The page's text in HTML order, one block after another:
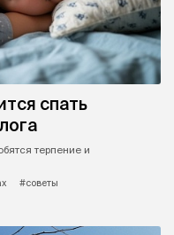
спать
терпение и
#советы